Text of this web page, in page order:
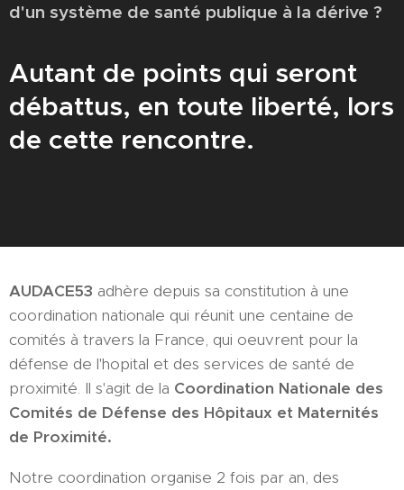
d'un système de santé publique à la dérive ?
Autant de points qui seront
débattus, en toute liberté, lors
de cette rencontre.
AUDACE53 adhère depuis sa constitution à une
coordination nationale qui réunit une centaine de
comités à travers la France, qui oeuvrent pour la
défense de l'hopital et des services de santé de
proximité. Il s'agit de la Coordination Nationale des
Comités de Défense des Hôpitaux et Maternités
de Proximité.
Notre coordination organise 2 fois par an, des